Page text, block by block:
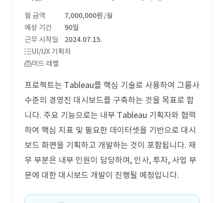
월 금액 7,000,000원 /월
예상 기간
90일
근무 시작일
2024.07.15.
UI/UX 기획자
미드 레벨
프로젝트는 Tableau를 핵심 기술로 사용하여 그룹사
수준의 경영진 대시보드를 구축하는 것을 목표로 합
니다. 주요 기능으로는 내부 Tableau 기획자와 협력
하여 핵심 지표 및 필요한 데이터셋을 기반으로 대시
보드 화면을 기획하고 개발하는 것이 포함됩니다. 재
무 부분은 내부 인원이 담당하며, 인사, 투자, 사업 부
문에 대한 대시보드 개발이 진행될 예정입니다.